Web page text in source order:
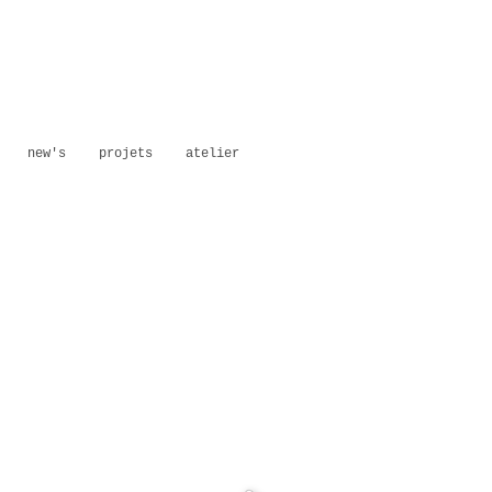
new's projets atelier